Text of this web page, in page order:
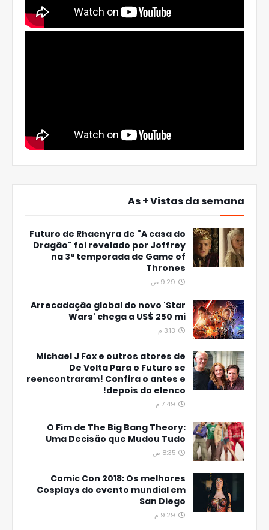
As + Vistas da semana
Futuro de Rhaenyra de "A casa do
Dragão" foi revelado por Joffrey
na 3ª temporada de Game of
Thrones
9:29 ص
Arrecadação global do novo 'Star
Wars' chega a US$ 250 mi
3:13 م
Michael J Fox e outros atores de
De Volta Para o Futuro se
reencontraram! Confira o antes e
depois do elenco!
7:49 م
O Fim de The Big Bang Theory:
Uma Decisão que Mudou Tudo
8:35 ص
Comic Con 2018: Os melhores
Cosplays do evento mundial em
San Diego
9:29 م